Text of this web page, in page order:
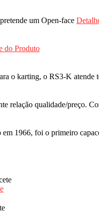
um Open-face
do Produto
o karting, o RS3-K atende
relação qualidade/preço.
1966, foi o primeiro